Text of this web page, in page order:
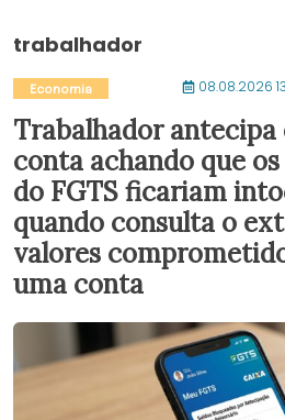
trabalhador
Economia 08.08.2026
Trabalhador antecipa
conta achando que
do FGTS ficariam
quando consulta o
valores
uma conta